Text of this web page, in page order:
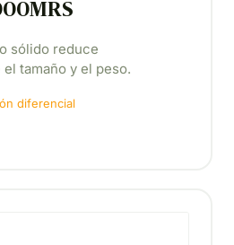
sólido reduce
tamaño y el peso.
diferencial